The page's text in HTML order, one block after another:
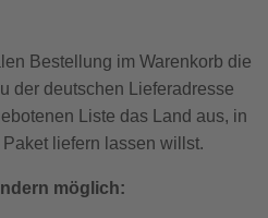
Bestellung im Warenkorb die
der deutschen Lieferadresse
Liste das Land aus, in
liefern lassen willst.
möglich: